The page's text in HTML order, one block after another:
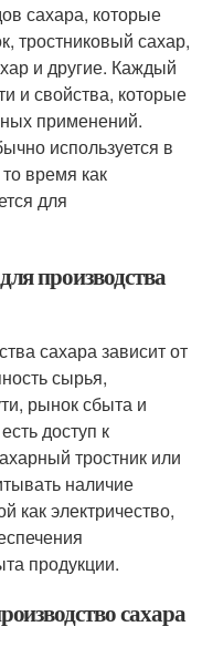
сахара, которые
тростниковый сахар,
и другие. Каждый
и свойства, которые
применений.
используется в
время как
для
производства
сахара зависит от
сырья,
рынок сбыта и
доступ к
тростник или
наличие
как электричество,
продукции.
сахара